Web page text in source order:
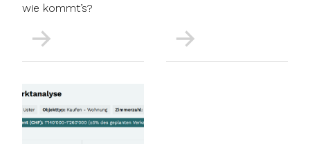
wie kommt’s?
More More